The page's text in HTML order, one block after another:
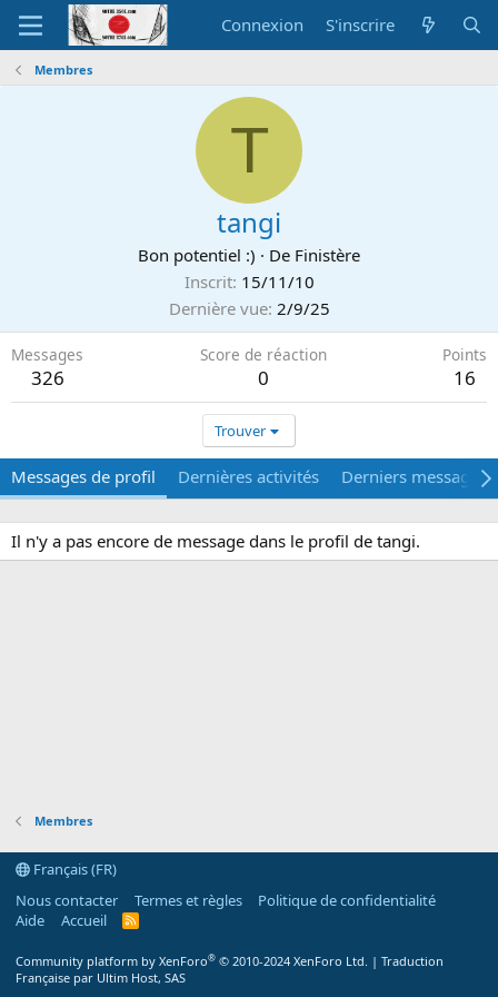
Connexion S'inscrire
Membres
T
tangi
Bon potentiel :) · De Finistère
Inscrit 15/11/10
Dernière vue 2/9/25
Messages
326
Score de réaction
0
Points
16
Trouver
Messages de profil Dernières activités Derniers messages
Il n'y a pas encore de message dans le profil de tangi.
Membres
Français (FR)
Nous contacter
Termes et règles
Politique de confidentialité
Aide
Accueil
R
Community platform by XenForo® © 2010-2024 XenForo Ltd. | Traduction
Française par Ultim Host, SAS